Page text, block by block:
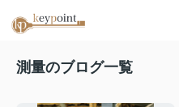
測量のブログ一覧